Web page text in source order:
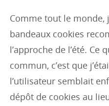
Comme tout le monde,
bandeaux cookies
l’approche de l’été.
commun, c’est que
l’utilisateur semblait
dépôt de cookies au